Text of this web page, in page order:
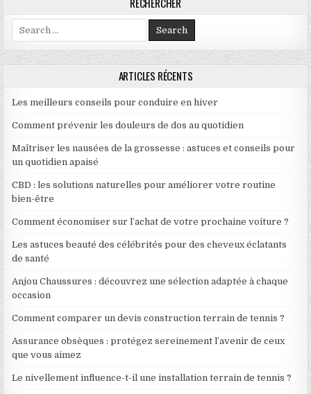
Search for:
ARTICLES RÉCENTS
Les meilleurs conseils pour conduire en hiver
Comment prévenir les douleurs de dos au quotidien
Maîtriser les nausées de la grossesse : astuces et conseils pour
un quotidien apaisé
CBD : les solutions naturelles pour améliorer votre routine
bien-être
Comment économiser sur l’achat de votre prochaine voiture ?
Les astuces beauté des célébrités pour des cheveux éclatants
de santé
Anjou Chaussures : découvrez une sélection adaptée à chaque
occasion
Comment comparer un devis construction terrain de tennis ?
Assurance obsèques : protégez sereinement l’avenir de ceux
que vous aimez
Le nivellement influence-t-il une installation terrain de tennis ?